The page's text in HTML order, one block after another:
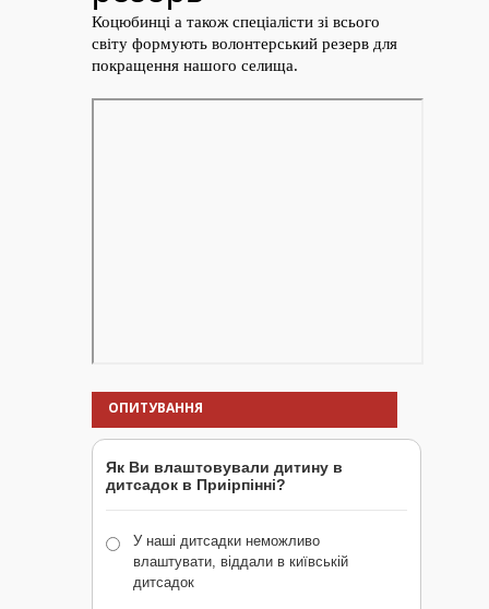
ОПИТУВАННЯ
Як Ви влаштовували дитину в
дитсадок в Приірпінні?
У наші дитсадки неможливо
влаштувати, віддали в київській
дитсадок